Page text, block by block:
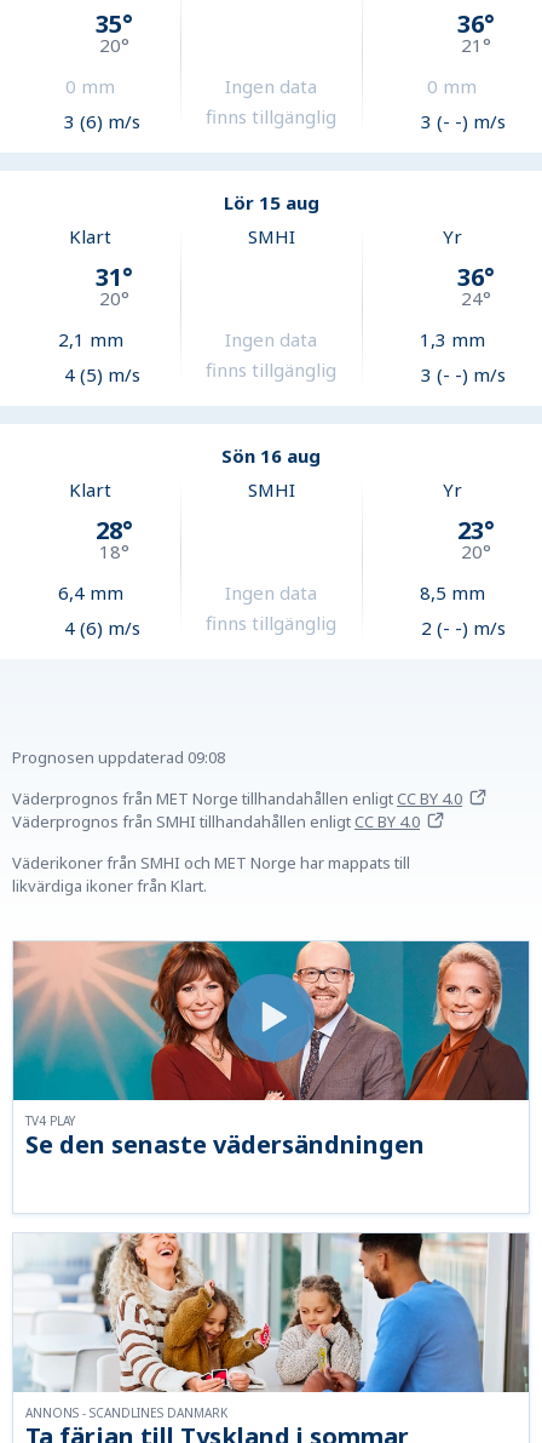
35°
20°
0 mm
3 (6) m/s
Ingen data
finns tillgänglig
36°
21°
0 mm
3 (- -) m/s
Lör 15 aug
Klart
31°
20°
2,1 mm
4 (5) m/s
SMHI
Ingen data
finns tillgänglig
Yr
36°
24°
1,3 mm
3 (- -) m/s
Sön 16 aug
Klart
28°
18°
6,4mm
4 (6) m/s
SMHI
Ingen data
finns tillgänglig
Yr
23°
20°
8,5 mm
2 (- -) m/s
Prognosen uppdaterad 09:08
Väderprognos från MET Norge tillhandahållen enligtCC BY 4.0
Väderprognos från SMHI tillhandahållen enligtCC BY 4.0
Väderikoner från SMHI och MET Norge har mappats till
likvärdiga ikoner från Klart.
Se den senaste vädersändningen
TV4 PLAY
ANNONS - SCANDLINES DANMARK